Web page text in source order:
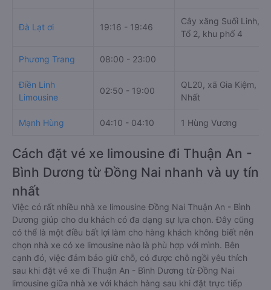
Đà Lạt ơi 19:16 - 19:46
Cây xăng Suối Linh,
Tổ 2, khu phố 4
Phương Trang 08:00 - 23:00
Điền Linh
Limousine
02:50 - 19:00
QL20, xã Gia Kiệm, H.
Nhất
Mạnh Hùng 04:10 - 04:10 1 Hùng Vương
Cách đặt vé xe limousine đi Thuận An -
Bình Dương từ Đồng Nai nhanh và uy tín
nhất
Việc có rất nhiều nhà xe limousine Đồng Nai Thuận An - Bình
Dương giúp cho du khách có đa dạng sự lựa chọn. Đây cũng
có thể là một điều bất lợi làm cho hàng khách không biết nên
chọn nhà xe có xe limousine nào là phù hợp với mình. Bên
cạnh đó, việc đảm bảo giữ chỗ, có được chỗ ngồi yêu thích
sau khi đặt vé xe đi Thuận An - Bình Dương từ Đồng Nai
limousine giữa nhà xe với khách hàng sau khi đặt trực tiếp